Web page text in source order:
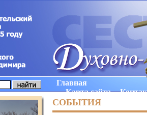
Главная
Карта сайта
СОБЫТИЯ